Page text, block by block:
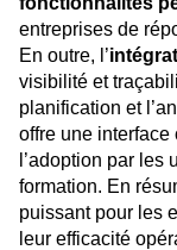
entreprises de
En outre, l’
visibilité et
planification et
offre une
l’adoption par les
formation. En
puissant pour les
leur efficacité